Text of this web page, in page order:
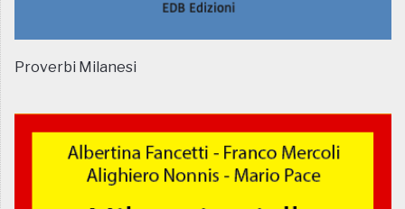
Proverbi Milanesi